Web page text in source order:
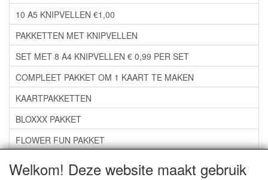
Welkom! Deze website maakt gebruik
10 A5 KNIPVELLEN €1,00
PAKKETTEN MET KNIPVELLEN
SET MET 8 A4 KNIPVELLEN € 0,99 PER SET
COMPLEET PAKKET OM 1 KAART TE MAKEN
KAARTPAKKETTEN
BLOXXX PAKKET
FLOWER FUN PAKKET
***GROEP 06*** TAPE/LIJM SNIJMALLEN STEMPELS